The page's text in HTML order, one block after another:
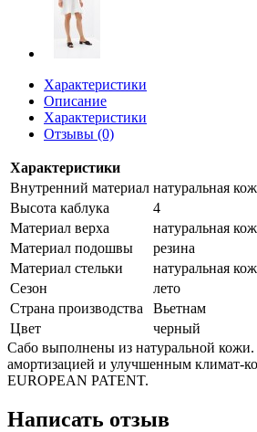
Характеристики
Описание
Характеристики
Отзывы (0)
Характеристики
Внутренний материал натуральная
Высота каблука
4
Материал верха
натуральная
Материал подошвы
резина
Материал стельки
натуральная
Сезон
лето
Страна производства
Вьетнам
Цвет
черный
Сабо выполнены из натуральной
амортизацией и улучшенным климат-
EUROPEAN PATENT.
Написать отзыв